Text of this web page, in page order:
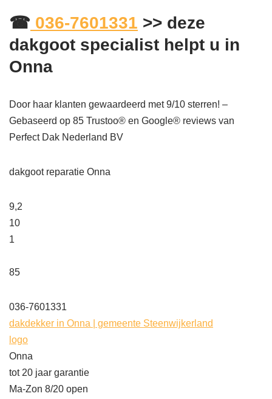
☎ 036-7601331 >> deze
dakgoot specialist helpt u in
Onna
Door haar klanten gewaardeerd met 9/10 sterren! –
Gebaseerd op 85 Trustoo® en Google® reviews van
Perfect Dak Nederland BV
dakgoot reparatie Onna
9,2
10
1
85
036-7601331
dakdekker in Onna | gemeente Steenwijkerland
logo
Onna
tot 20 jaar garantie
Ma-Zon 8/20 open